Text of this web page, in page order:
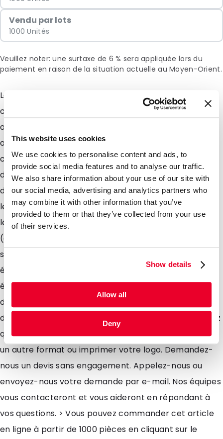
This website uses cookies
We use cookies to personalise content and ads, to
provide social media features and to analyse our traffic.
We also share information about your use of our site with
our social media, advertising and analytics partners who
may combine it with other information that you’ve
provided to them or that they’ve collected from your use
of their services.
Show details
Allow all
Deny
Vendu par lots
1000 Unités
Veuillez noter: une surtaxe de 6 % sera appliquée lors du
paiement en raison de la situation actuelle au Moyen-Orient.
Les Sachets Zip avec Adhésif sont des emballages qui
conviennent pour la collecte et lenvoi d échantillons
alimentaires pour le bétail ou dautres produits
assimilés à des laboratoires ou établissements de
contrôle qualité . Munis d un rabat adhésif au-dessus
du zip, ils garantissent un scellage inviolable. Il sont
dotés également de bandes décritures blanches sur
lesquelles des informations nécessaires relatives à
léchantillon peuvent être inscrites avec un stylo bille
(description, quantité , date de fabrication et de
scellage). Grâce à notre matériau en PEBD, vos
échantillons seront bien protégés, ils ont une
épaisseur de 70 microns. Nous vous les proposons
dans différentes formats. Ils sont disponibles à partir
de 1000 pcs et livrables sous 4-5 jours. De plus, sachez
que nous pouvons les personnaliser si vous souhaitez
un autre format ou imprimer votre logo. Demandez-
nous un devis sans engagement. Appelez-nous ou
envoyez-nous votre demande par e-mail. Nos équipes
vous contacteront et vous aideront en répondant à
vos questions. > Vous pouvez commander cet article
en ligne à partir de 1000 pièces en cliquant sur le